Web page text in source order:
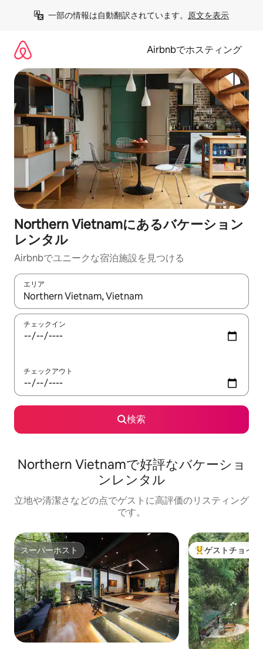
一部の情報は自動翻訳されています。 原文を表示
Airbnbでホスティング
Northern Vietnamにあるバケーション
レンタル
Airbnbでユニークな宿泊施設を見つける
エリア
検索結果が表示されたら、上下の矢印キーを使って移動するか
チェックイン
チェックアウト
検索
Northern Vietnamで好評なバケーショ
ンレンタル
立地や清潔さなどの点でゲストに高評価のリスティング
です。
スーパーホスト
スーパーホスト 大好評のゲスト
ゲストチョイス